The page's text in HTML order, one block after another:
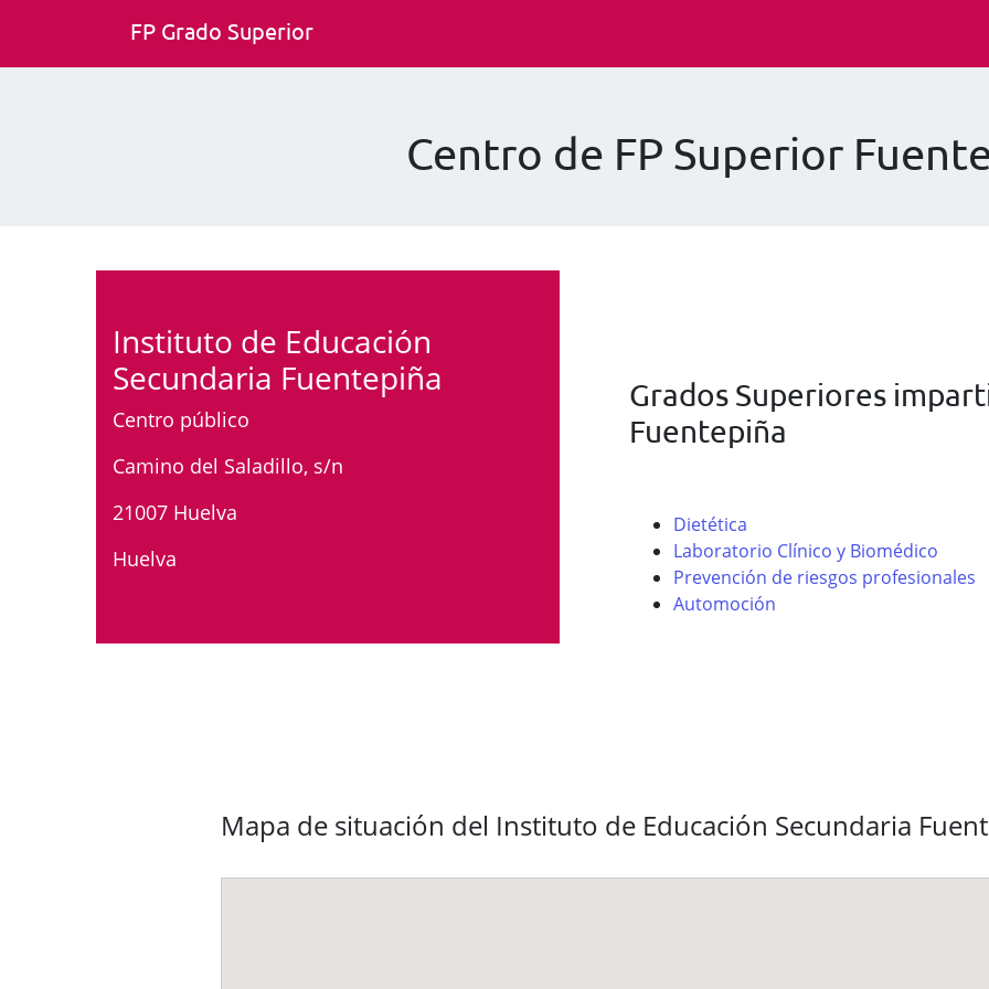
FP Grado Superior
Centro de FP Superior
Instituto de Educación
Secundaria Fuentepiña
Centro público
Camino del Saladillo, s/n
21007 Huelva
Huelva
Grados Superiores
Fuentepiña
Dietética
Laboratorio Clínico y Biomédico
Prevención de riesgos profesionales
Automoción
Mapa de situación del Instituto de Educación Secundaria